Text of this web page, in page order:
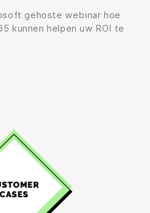
gehoste webinar hoe
kunnen helpen uw ROI te